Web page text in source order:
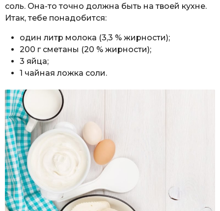
соль. Она-то точно должна быть на твоей кухне.
Итак, тебе понадобится:
один литр молока (3,3 % жирности);
200 г сметаны (20 % жирности);
3 яйца;
1 чайная ложка соли.